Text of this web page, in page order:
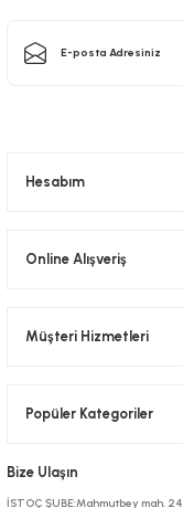
Hesabım
Online Alışveriş
Müşteri Hizmetleri
Popüler Kategoriler
Bize Ulaşın
İSTOÇ ŞUBE:Mahmutbey mah.